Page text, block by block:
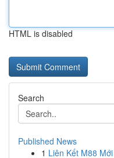
HTML is disabled
Search
Published News
1 Liên Kết M88